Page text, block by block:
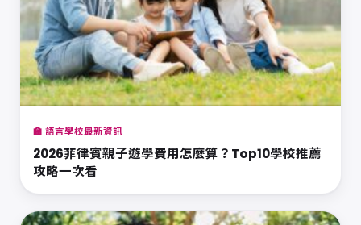
🏫 語言學校最新資訊
2026菲律賓親子遊學費用怎麼算？Top10學校推薦
攻略一次看